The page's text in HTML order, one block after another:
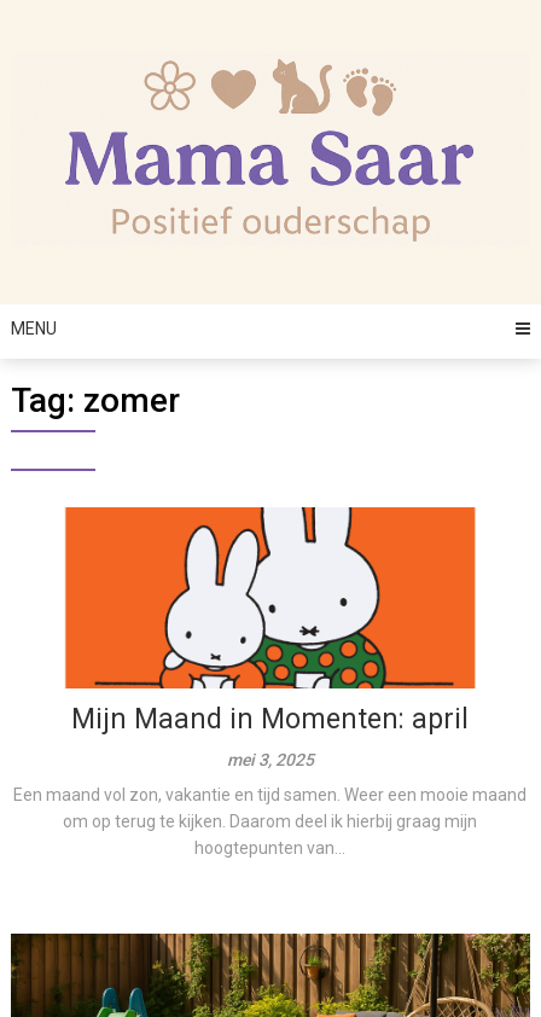
MENU
Tag: zomer
Mijn Maand in Momenten: april
mei 3, 2025
Een maand vol zon, vakantie en tijd samen. Weer een mooie maand
om op terug te kijken. Daarom deel ik hierbij graag mijn
hoogtepunten van...